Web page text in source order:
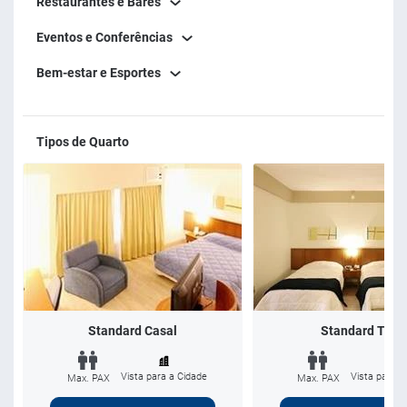
Eventos e Conferências
Bem-estar e Esportes
Tipos de Quarto
Standard Casal
Max. PAX Vista para a Cidade
Standard Twin
Max. PAX Vista para a